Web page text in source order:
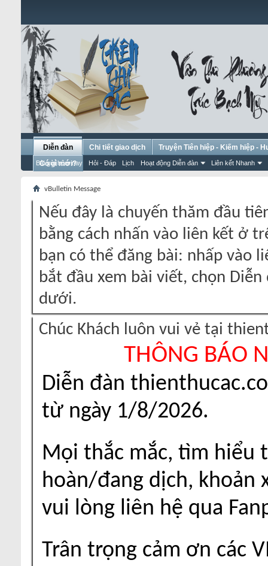
Diễn đàn
Bài gửi hôm nay Hỏi - Đáp Lịch Hoạt động Diễn đàn Liên kết Nhanh
Chi tiết giao dịch
Truyện Tiên hiệp - Kiếm hiệp -
Có gì mới?
vBulletin Message
Nếu đây là chuyến thăm đầu
bằng cách nhấn vào liên kết ở
bạn có thể đăng bài: nhấp vào
bắt đầu xem bài viết, chọn
dưới.
Chúc Khách luôn vui vẻ tại
THÔNG BÁO
Diễn đàn
từ ngày 1/8/2026.
Mọi thắc mắc, tìm hiểu
hoàn/đang dịch, khoản
vui lòng liên hệ qua
Trân trọng cảm ơn các